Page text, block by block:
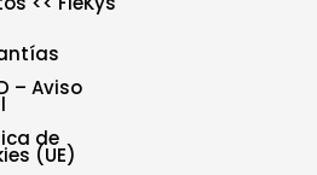
– Aviso
de
(UE)